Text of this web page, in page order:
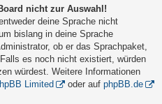
nicht zur Auswahl!
deine Sprache nicht
bislang in deine Sprache
ob er das Sprachpaket,
es noch nicht existiert, würden
würdest. Weitere Informationen
Limited oder auf phpBB.de